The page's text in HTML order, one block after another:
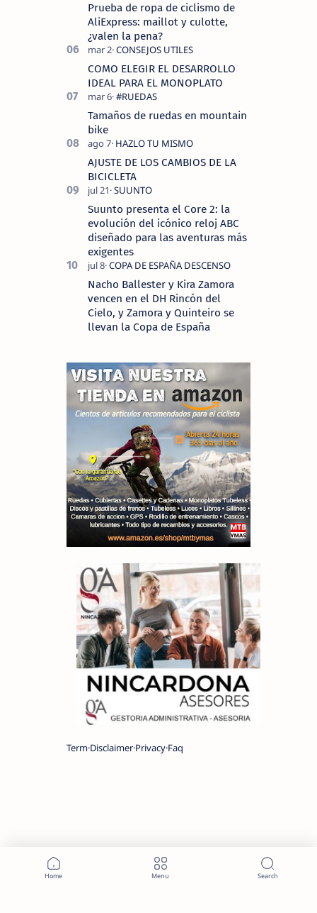
Prueba de ropa de ciclismo de
AliExpress: maillot y culotte,
¿valen la pena?
COMO ELEGIR EL DESARROLLO
IDEAL PARA EL MONOPLATO
Tamaños de ruedas en mountain
bike
AJUSTE DE LOS CAMBIOS DE LA
BICICLETA
Suunto presenta el Core 2: la
evolución del icónico reloj ABC
diseñado para las aventuras más
exigentes
Nacho Ballester y Kira Zamora
vencen en el DH Rincón del
Cielo, y Zamora y Quinteiro se
llevan la Copa de España
Term Disclaimer Privacy Faq